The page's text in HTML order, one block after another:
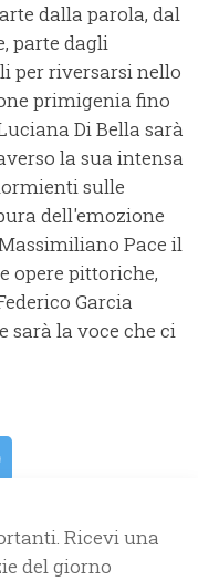
dalla parola, dal
parte dagli
per riversarsi nello
primigenia fino
Di Bella sarà
la sua intensa
sulle
dell'emozione
Pace il
opere pittoriche,
Garcia
sarà la voce che ci
Ricevi una
del giorno